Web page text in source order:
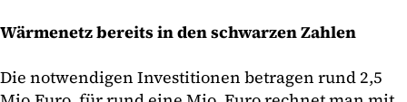
Wärmenetz bereits in den schwarzen Zahlen
Die notwendigen Investitionen betragen rund 2,5